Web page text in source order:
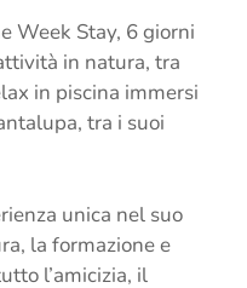
Week Stay, 6 giorni
in natura, tra
in piscina immersi
tra i suoi
unica nel suo
la formazione e
l’amicizia, il